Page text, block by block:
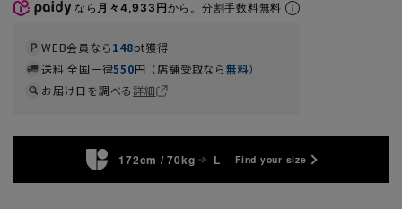
なら 月々4,933円から。分割手数料無料
WEB会員なら148pt獲得
送料 全国一律550円（店舗受取なら無料）
お届け日を調べる詳細
172cm / 70kg L Find your size